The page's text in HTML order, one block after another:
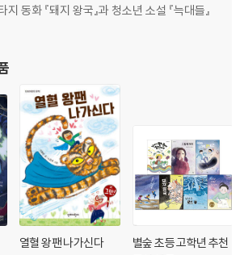
동화 『돼지 왕국』과 청소년 소설 『늑대들』
열혈 왕팬 나가신다
별숲 초등 고학년 추천